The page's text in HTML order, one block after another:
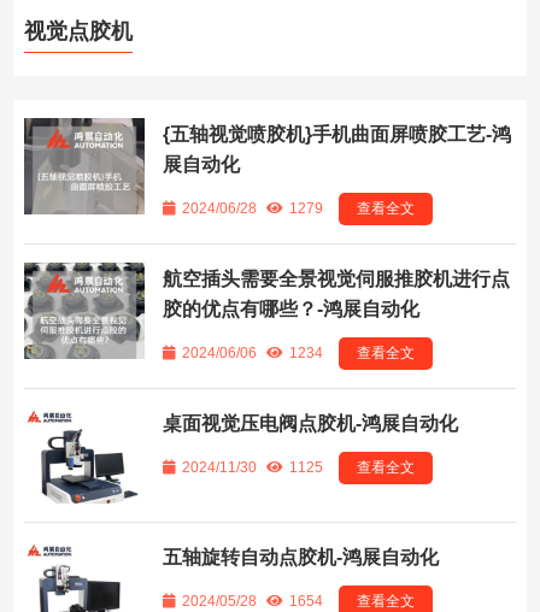
视觉点胶机
{五轴视觉喷胶机}手机曲面屏喷胶工艺-鸿
展自动化
2024/06/28 1279 查看全文
航空插头需要全景视觉伺服推胶机进行点
胶的优点有哪些？-鸿展自动化
2024/06/06 1234 查看全文
桌面视觉压电阀点胶机-鸿展自动化
2024/11/30 1125 查看全文
五轴旋转自动点胶机-鸿展自动化
2024/05/28 1654 查看全文